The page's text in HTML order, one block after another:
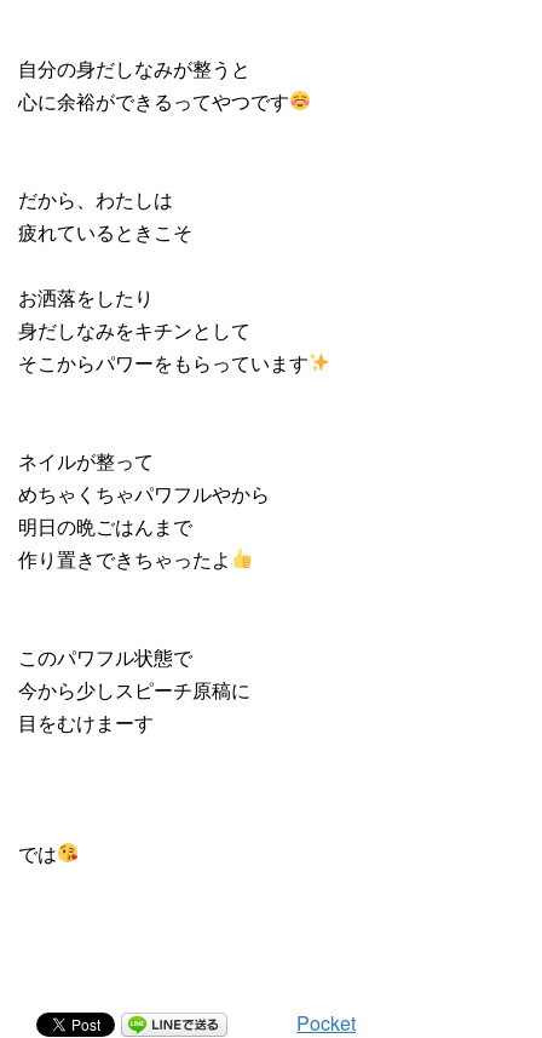
自分の身だしなみが整うと
心に余裕ができるってやつです
だから、わたしは
疲れているときこそ
お洒落をしたり
身だしなみをキチンとして
そこからパワーをもらっています
ネイルが整って
めちゃくちゃパワフルやから
明日の晩ごはんまで
作り置きできちゃったよ
このパワフル状態で
今から少しスピーチ原稿に
目をむけまーす
では
Pocket